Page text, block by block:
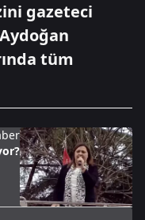
gazeteci
tüm